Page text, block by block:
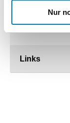
Nur
Links
Jubiläum:
09.02.2023